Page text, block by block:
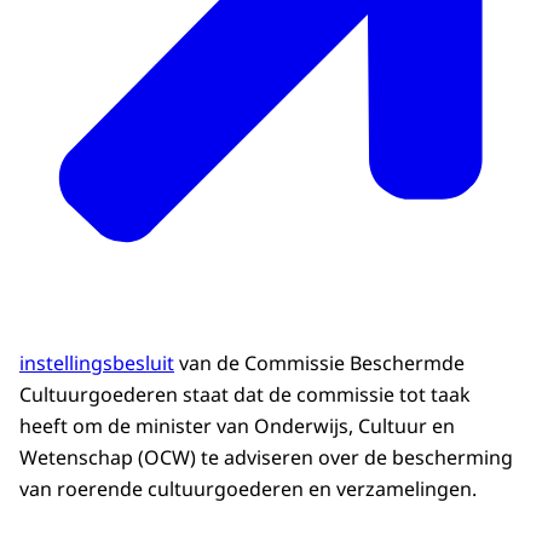
instellingsbesluitvan de Commissie Beschermde
Cultuurgoederen staat dat de commissie tot taak
heeft om de minister van Onderwijs, Cultuur en
Wetenschap (OCW) te adviseren over de bescherming
van roerende cultuurgoederen en verzamelingen.